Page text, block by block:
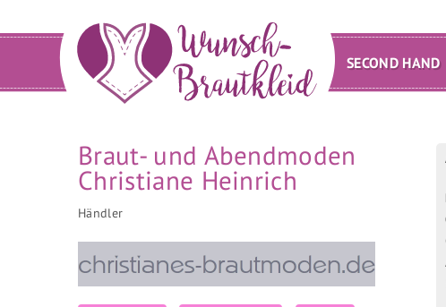
SECOND HAND
Braut- und Abendmoden
Christiane Heinrich
Händler